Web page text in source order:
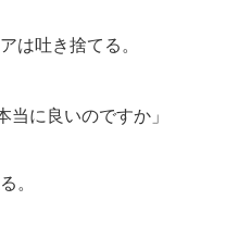
は吐き捨てる。
当に良いのですか」
。